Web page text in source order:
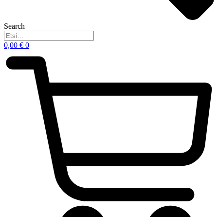
Search
0,00 € 0